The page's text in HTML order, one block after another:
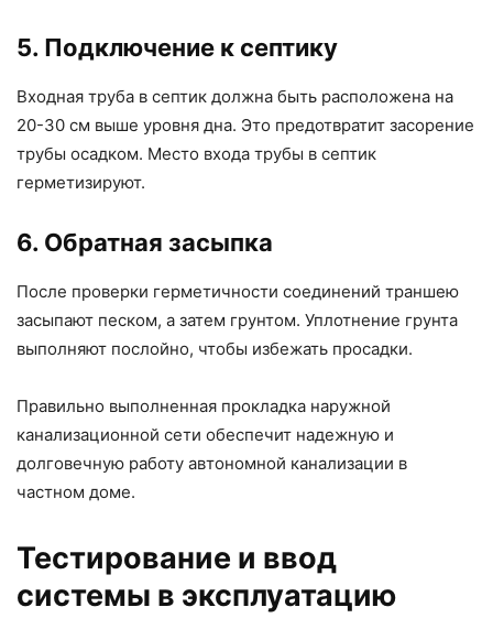
5. Подключение к септику
Входная труба в септик должна быть расположена на
20-30 см выше уровня дна. Это предотвратит засорение
трубы осадком. Место входа трубы в септик
герметизируют.
6. Обратная засыпка
После проверки герметичности соединений траншею
засыпают песком, а затем грунтом. Уплотнение грунта
выполняют послойно, чтобы избежать просадки.
Правильно выполненная прокладка наружной
канализационной сети обеспечит надежную и
долговечную работу автономной канализации в
частном доме.
Тестирование и ввод
системы в эксплуатацию